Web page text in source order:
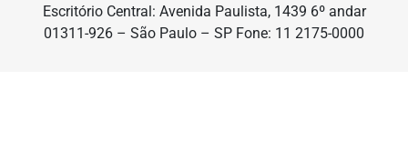
Escritório Central: Avenida Paulista, 1439 6º andar
01311-926 – São Paulo – SP Fone: 11 2175-0000